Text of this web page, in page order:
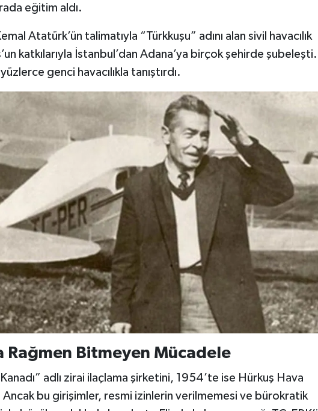
eğitim aldı.
Atatürk’ün talimatıyla “Türkkuşu” adını alan sivil havacılık
katkılarıyla İstanbul’dan Adana’ya birçok şehirde şubeleşti.
genci havacılıkla tanıştırdı.
Rağmen Bitmeyen Mücadele
adlı zirai ilaçlama şirketini, 1954’te ise Hürkuş Hava
Ancak bu girişimler, resmi izinlerin verilmemesi ve bürokratik